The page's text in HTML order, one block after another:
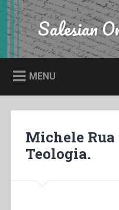
Skip
to
content
Search Salesian
MENU
Michele
Teologia.